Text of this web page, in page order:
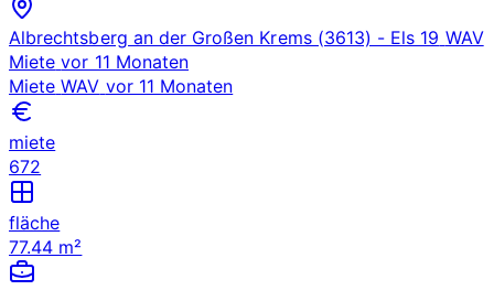
Albrechtsberg an der Großen Krems (3613) - Els 19 WAV
Miete vor 11 Monaten
Miete WAV vor 11 Monaten
miete
672
fläche
77.44 m²